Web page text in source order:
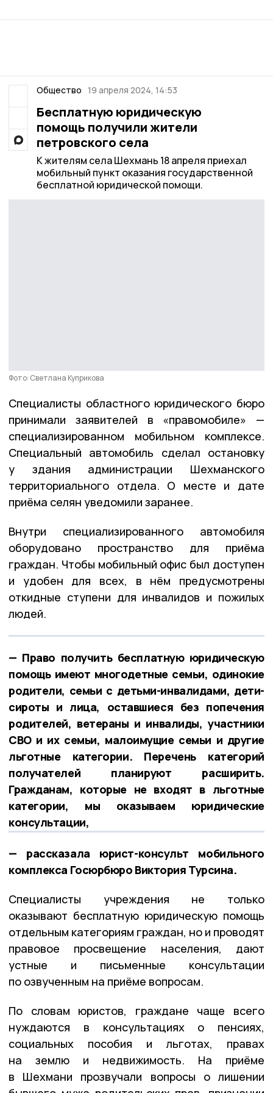
Общество 19 апреля 2024, 14:53
Бесплатную юридическую
помощь получили жители
петровского села
К жителям села Шехмань 18 апреля приехал
мобильный пункт оказания государственной
бесплатной юридической помощи.
Фото: Светлана Куприкова
Специалисты областного юридического бюро
принимали заявителей в «правомобиле» —
специализированном мобильном комплексе.
Специальный автомобиль сделал остановку
у здания администрации Шехманского
территориального отдела. О месте и дате
приёма селян уведомили заранее.
Внутри специализированного автомобиля
оборудовано пространство для приёма
граждан. Чтобы мобильный офис был доступен
и удобен для всех, в нём предусмотрены
откидные ступени для инвалидов и пожилых
людей.
— Право получить бесплатную юридическую
помощь имеют многодетные семьи, одинокие
родители, семьи с детьми-инвалидами, дети-
сироты и лица, оставшиеся без попечения
родителей, ветераны и инвалиды, участники
СВО и их семьи, малоимущие семьи и другие
льготные категории. Перечень категорий
получателей планируют расширить.
Гражданам, которые не входят в льготные
категории, мы оказываем юридические
консультации,
— рассказала юрист-консульт мобильного
комплекса Госюрбюро Виктория Турсина.
Специалисты учреждения не только
оказывают бесплатную юридическую помощь
отдельным категориям граждан, но и проводят
правовое просвещение населения, дают
устные и письменные консультации
по озвученным на приёме вопросам.
По словам юристов, граждане чаще всего
нуждаются в консультациях о пенсиях,
социальных пособия и льготах, правах
на землю и недвижимость. На приёме
в Шехмани прозвучали вопросы о лишении